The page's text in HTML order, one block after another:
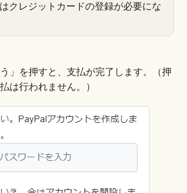
クレジットカードの登録が必要にな
う」を押すと、支払が完了します。（押
は行われません。）